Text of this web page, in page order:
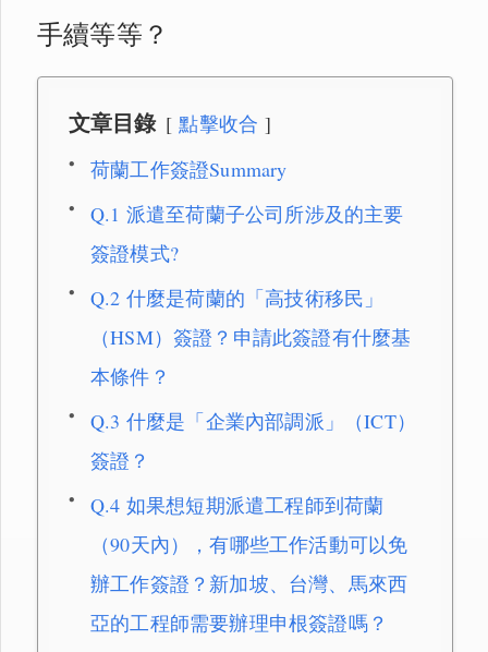
手續等等？
文章目錄
點擊收合
荷蘭工作簽證Summary
Q.1 派遣至荷蘭子公司所涉及的主要
簽證模式?
Q.2 什麼是荷蘭的「高技術移民」
（HSM）簽證？申請此簽證有什麼基
本條件？
Q.3 什麼是「企業內部調派」（ICT）
簽證？
Q.4 如果想短期派遣工程師到荷蘭
（90天內），有哪些工作活動可以免
辦工作簽證？新加坡、台灣、馬來西
亞的工程師需要辦理申根簽證嗎？